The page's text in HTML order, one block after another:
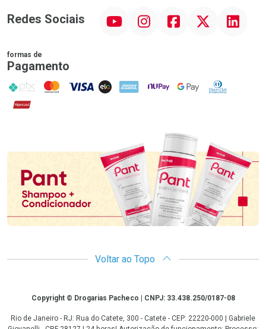
Redes Sociais InstagramFacebook Linkedin
formas de
Pagamento
PIX MasterCard
VISA ELO AMEX NuPay Google PayDiners Club
Hipercard
Promoção em Destaque
Voltar ao Topo
CopyrightCopyright © Drogarias Pacheco | CNPJ: 33.438.250/0187-08
Rio de Janeiro - RJ: Rua do Catete, 300 - Catete - CEP: 22220-000 | Gabriele